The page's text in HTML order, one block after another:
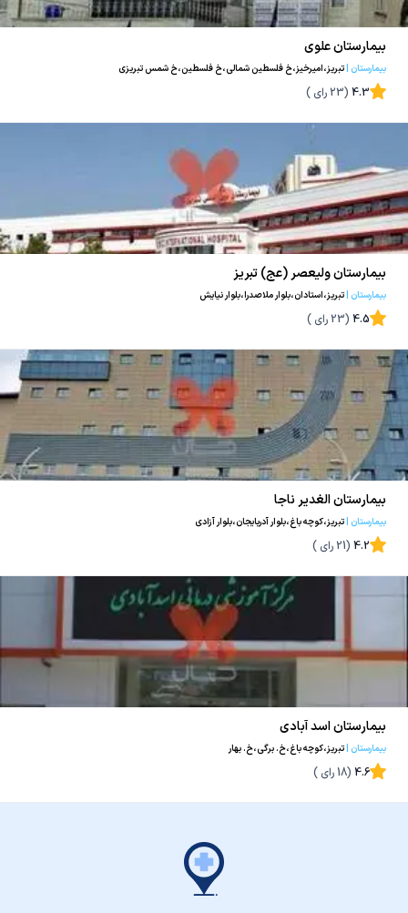
بیمارستان علوی
بیمارستان |تبریز،امیرخیز،خ فلسطین شمالی،خ فلسطین،خ شمس تبریزی
4.3
(
23رای )
بیمارستان ولیعصر (عج) تبریز
بیمارستان |تبریز،استادان،بلوار ملاصدرا،بلوار نیایش
4.5
(
23رای )
بیمارستان الغدیر ناجا
بیمارستان |تبریز،کوچه باغ،بلوار آدربایجان،بلوار آزادی
4.2
(
21رای )
بیمارستان اسد آبادی
بیمارستان |تبریز،کوچه باغ،خ. برگی،خ. بهار
4.6
(
18رای )